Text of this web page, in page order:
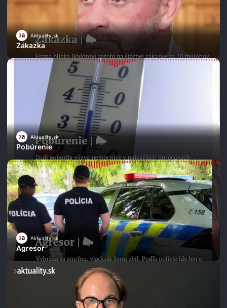
Aktuality.sk
Zákazka
Aktuality.sk
Pobúrenie
Aktuality.sk
Agresor